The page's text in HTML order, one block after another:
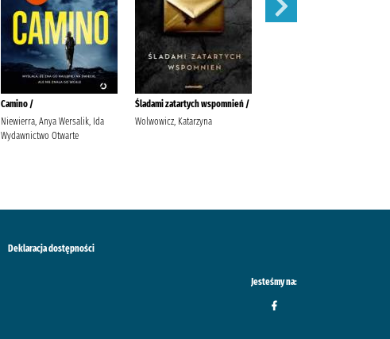
Camino /
Niewierra, Anya Wersalik, Ida
Wydawnictwo Otwarte
Śladami zatartych wspomnień /
Wolwowicz, Katarzyna
Deklaracja dostępności
Jesteśmy na: